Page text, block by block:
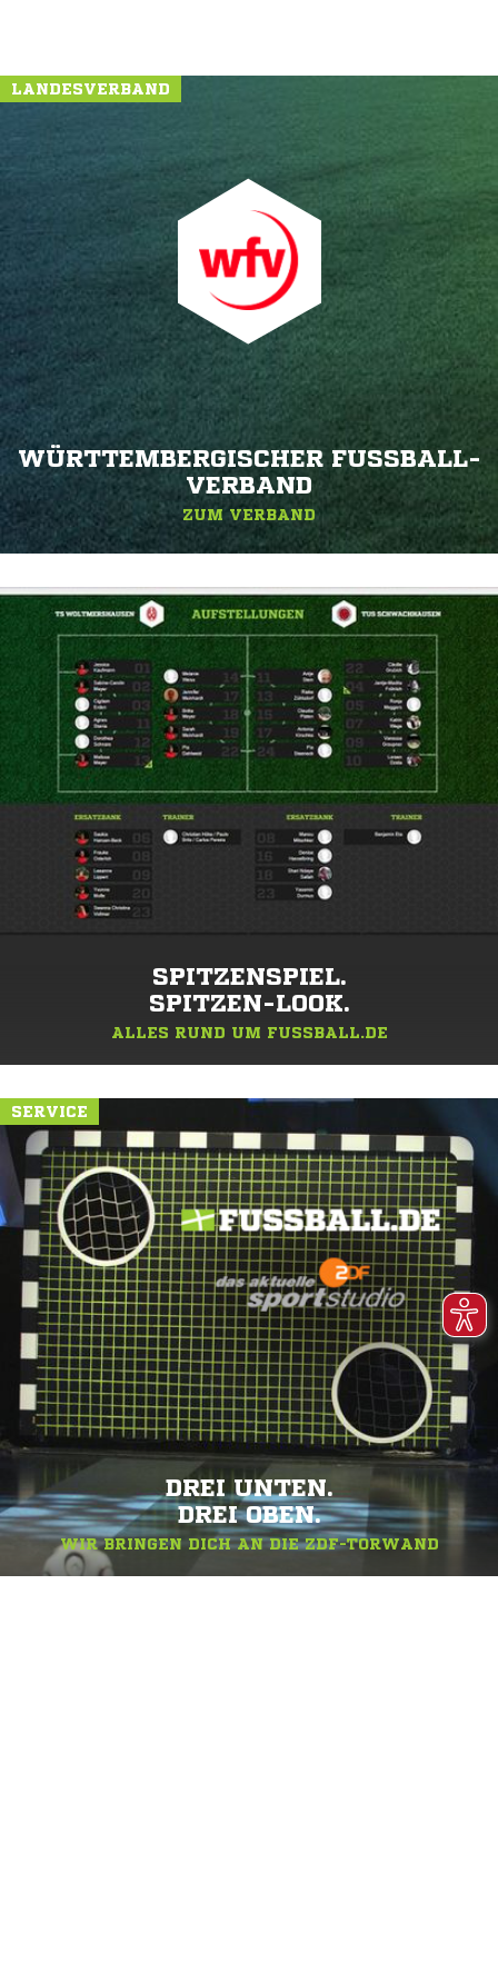
LANDESVERBAND
WÜRTTEMBERGISCHER FUSSBALL-V
ERBAND
ZUM VERBAND
SPITZENSPIEL.
SPITZEN-LOOK.
ALLES RUND UM FUSSBALL.DE
SERVICE
DREI UNTEN.
DREI OBEN.
WIR BRINGEN DICH AN DIE ZDF-TORWAND